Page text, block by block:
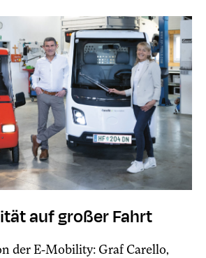
auf großer Fahrt
der E-Mobility: Graf Carello,